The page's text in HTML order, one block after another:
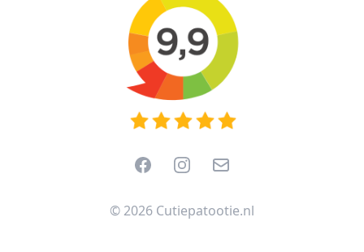
FacebookInstagram
Email
© 2026 Cutiepatootie.nl